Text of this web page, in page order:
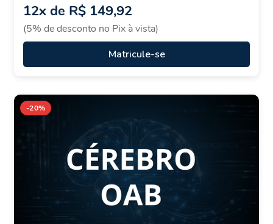
12x de R$ 149,92
(5% de desconto no Pix à vista)
Matricule-se
-20%